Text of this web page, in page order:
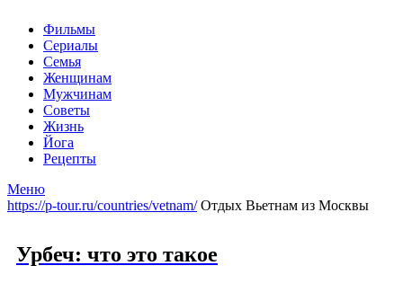
Фильмы
Сериалы
Семья
Женщинам
Мужчинам
Советы
Жизнь
Йога
Рецепты
Меню
https://p-tour.ru/countries/vetnam/Отдых Вьетнам из Москвы
Урбеч: что это такое